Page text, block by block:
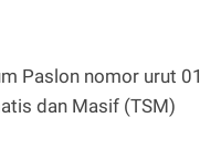
Paslon nomor urut 01
dan Masif (TSM)